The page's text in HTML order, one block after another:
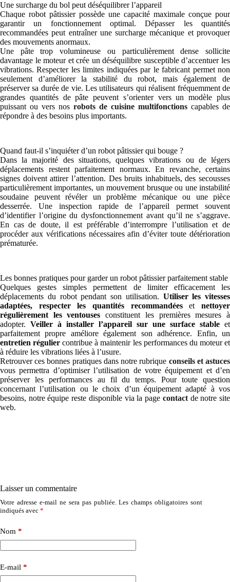
Une surcharge du bol peut déséquilibrer l’appareil
Chaque robot pâtissier possède une capacité maximale conçue pour
garantir un fonctionnement optimal. Dépasser les quantités
recommandées peut entraîner une surcharge mécanique et provoquer
des mouvements anormaux.
Une pâte trop volumineuse ou particulièrement dense sollicite
davantage le moteur et crée un déséquilibre susceptible d’accentuer les
vibrations. Respecter les limites indiquées par le fabricant permet non
seulement d’améliorer la stabilité du robot, mais également de
préserver sa durée de vie. Les utilisateurs qui réalisent fréquemment de
grandes quantités de pâte peuvent s’orienter vers un modèle plus
puissant ou vers nos robots de cuisine multifonctions capables de
répondre à des besoins plus importants.
Quand faut-il s’inquiéter d’un robot pâtissier qui bouge ?
Dans la majorité des situations, quelques vibrations ou de légers
déplacements restent parfaitement normaux. En revanche, certains
signes doivent attirer l’attention. Des bruits inhabituels, des secousses
particulièrement importantes, un mouvement brusque ou une instabilité
soudaine peuvent révéler un problème mécanique ou une pièce
desserrée. Une inspection rapide de l’appareil permet souvent
d’identifier l’origine du dysfonctionnement avant qu’il ne s’aggrave.
En cas de doute, il est préférable d’interrompre l’utilisation et de
procéder aux vérifications nécessaires afin d’éviter toute détérioration
prématurée.
Les bonnes pratiques pour garder un robot pâtissier parfaitement stable
Quelques gestes simples permettent de limiter efficacement les
déplacements du robot pendant son utilisation. Utiliser les vitesses
adaptées,
respecter les quantités recommandéesetnettoyer
régulièrement les ventouses constituent les premières mesures à
adopter. Veiller à installer l’appareil sur une surface stable et
parfaitement propre améliore également son adhérence. Enfin, un
entretien régulier contribue à maintenir les performances du moteur et
à réduire les vibrations liées à l’usure.
Retrouver ces bonnes pratiques dans notre rubrique conseils et astuces
vous permettra d’optimiser l’utilisation de votre équipement et d’en
préserver les performances au fil du temps. Pour toute question
concernant l’utilisation ou le choix d’un équipement adapté à vos
besoins, notre équipe reste disponible via la page contactde notre site
web.
Laisser un commentaire
Votre adresse e-mail ne sera pas publiée. Les champs obligatoires sont
indiqués avec *
Nom *
E-mail *